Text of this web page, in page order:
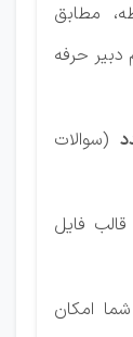
سوالات 3 حیطه،‌ مطابق
دبیر حرفه
(سوالات
قالب فایل
امکان